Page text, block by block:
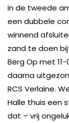
in de tweede
een dubbele
winnend
zand te doen
Berg Op met
daarna
RCS Verlaine.
Halle thuis een
dat – vrij